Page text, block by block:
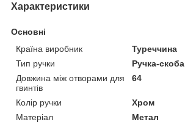
Характеристики
Основні
Країна виробник
Туреччина
Тип ручки
Ручка-скоба
Довжина між отворами для
гвинтів
64
Колір ручки
Хром
Матеріал
Метал